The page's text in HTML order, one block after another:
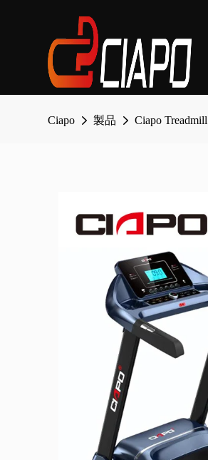
Ciapo 製品 Ciapo Treadmill